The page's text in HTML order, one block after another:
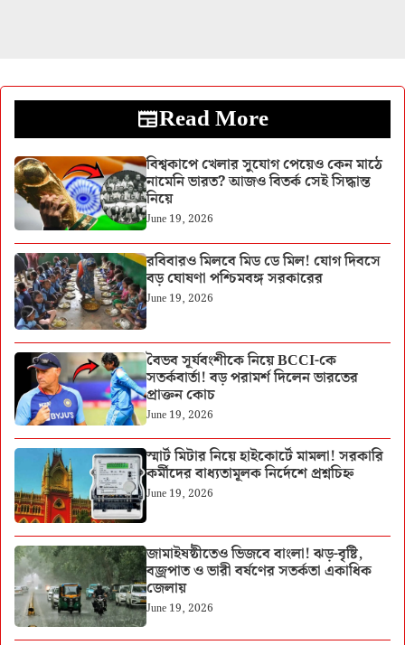
Read More
বিশ্বকাপে খেলার সুযোগ পেয়েও কেন মাঠে
নামেনি ভারত? আজও বিতর্ক সেই সিদ্ধান্ত
নিয়ে
June 19, 2026
রবিবারও মিলবে মিড ডে মিল! যোগ দিবসে
বড় ঘোষণা পশ্চিমবঙ্গ সরকারের
June 19, 2026
বৈভব সূর্যবংশীকে নিয়ে BCCI-কে
সতর্কবার্তা! বড় পরামর্শ দিলেন ভারতের
প্রাক্তন কোচ
June 19, 2026
স্মার্ট মিটার নিয়ে হাইকোর্টে মামলা! সরকারি
কর্মীদের বাধ্যতামূলক নির্দেশে প্রশ্নচিহ্ন
June 19, 2026
জামাইষষ্ঠীতেও ভিজবে বাংলা! ঝড়-বৃষ্টি,
বজ্রপাত ও ভারী বর্ষণের সতর্কতা একাধিক
জেলায়
June 19, 2026